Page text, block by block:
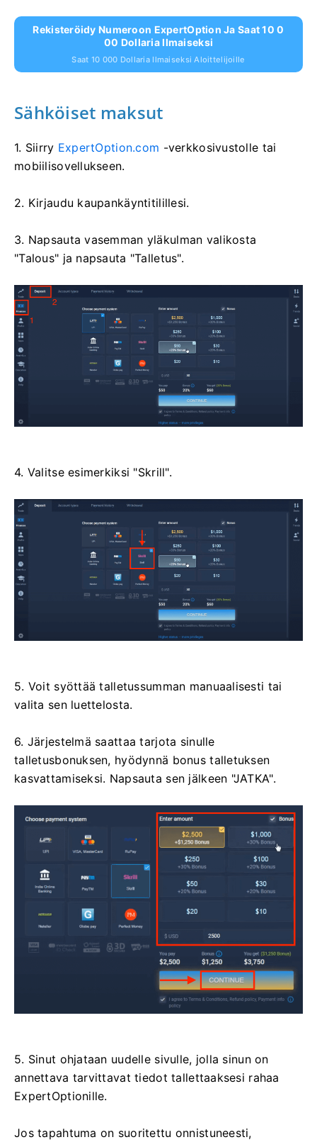
Rekisteröidy Numeroon ExpertOption Ja Saat 10 0
00 Dollaria Ilmaiseksi
Saat 10 000 Dollaria Ilmaiseksi Aloittelijoille
Sähköiset maksut
1. Siirry ExpertOption.com -verkkosivustolle tai
mobiilisovellukseen.
2. Kirjaudu kaupankäyntitilillesi.
3. Napsauta vasemman yläkulman valikosta
"Talous" ja napsauta "Talletus".
4. Valitse esimerkiksi "Skrill".
5. Voit syöttää talletussumman manuaalisesti tai
valita sen luettelosta.
6. Järjestelmä saattaa tarjota sinulle
talletusbonuksen, hyödynnä bonus talletuksen
kasvattamiseksi. Napsauta sen jälkeen "JATKA".
5. Sinut ohjataan uudelle sivulle, jolla sinun on
annettava tarvittavat tiedot tallettaaksesi rahaa
ExpertOptionille.
Jos tapahtuma on suoritettu onnistuneesti,